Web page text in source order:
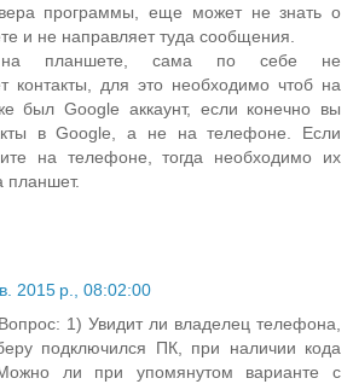
программы, еще может не знать о
и не направляет туда сообщения.
на планшете, сама по себе не
контакты, для это необходимо чтоб на
был Google аккаунт, если конечно вы
в Google, а не на телефоне. Если
на телефоне, тогда необходимо их
планшет.
2015 р., 08:02:00
1) Увидит ли владелец телефона,
подключился ПК, при наличии кода
ли при упомянутом варианте с